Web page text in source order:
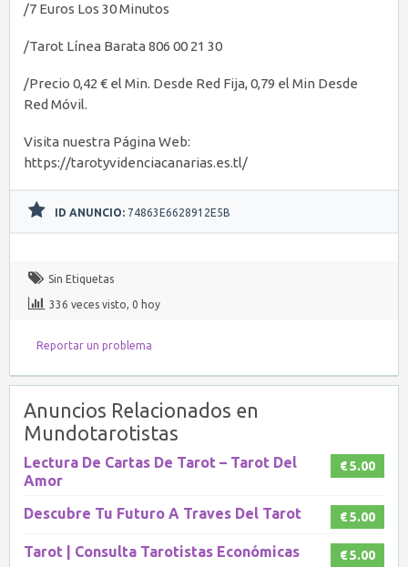
/7 Euros Los 30 Minutos
/Tarot Línea Barata 806 00 21 30
/Precio 0,42 € el Min. Desde Red Fija, 0,79 el Min Desde
Red Móvil.
Visita nuestra Página Web:
https://tarotyvidenciacanarias.es.tl/
ID ANUNCIO: 74863E6628912E5B
Sin Etiquetas
336 veces visto, 0 hoy
Reportar un problema
Anuncios Relacionados en
Mundotarotistas
€ 5.00
Lectura De Cartas De Tarot – Tarot Del
Amor
€ 5.00
Descubre Tu Futuro A Traves Del Tarot
€ 5.00
Tarot | Consulta Tarotistas Económicas